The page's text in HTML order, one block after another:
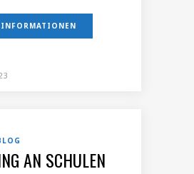
INFORMATIONEN
AN SCHULEN